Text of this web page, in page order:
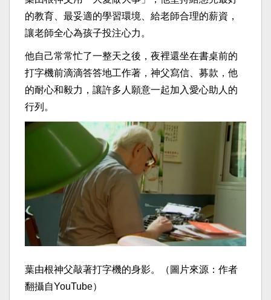
的教育、最妥適的學習環境、給老師合理的薪資，
讓老師全心為孩子投注心力。
他自己常常忙了一整天之後，夜裡還坐在書桌前的
打字機前滴滴答答地工作著，神父寫信、募款，他
的耐心和毅力，讓許多人願意一起加入愛心助人的
行列。
葉由根神父敲著打字機的身影。（圖片來源：作者
翻攝自YouTube）